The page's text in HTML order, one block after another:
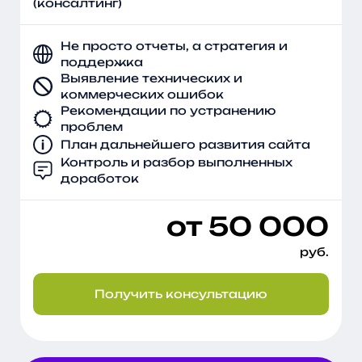
инфопорталам и агрегаторам.
Ключевые работы для
достижения результата в
SEO
1 Сбор и группировка ключевых слов
Качественно собранное и сгруппированное
семантическое ядро, всегда является основой
продвижении сайта по трафику, мы делаем
основной акцент на следующих типах ключевых
Средне и низкочастотных;
Не просто отчеты, а стратегия и
поддержка
Выявление технических и
коммерческих ошибок
Рекомендации по устранению
проблем
План дальнейшего развития сайта
Контроль и разбор выполненных
доработок
от 50 000
руб.
Получить консультацию